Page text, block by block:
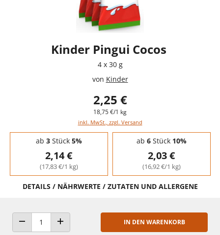
Kinder Pingui Cocos
4 x 30 g
von Kinder
2,25 €
18,75 €/1 kg
inkl. MwSt., zzgl. Versand
Staffelpreise - Mengenrabatt
ab 3Stück 5%
2,14 €
(17,83 €/1 kg)
ab 6Stück 10%
2,03 €
(16,92 €/1 kg)
DETAILS / NÄHRWERTE / ZUTATEN UND ALLERGENE
ANZAHL VERRINGERNANZAHL ERHÖHEN
IN DEN WARENKORB